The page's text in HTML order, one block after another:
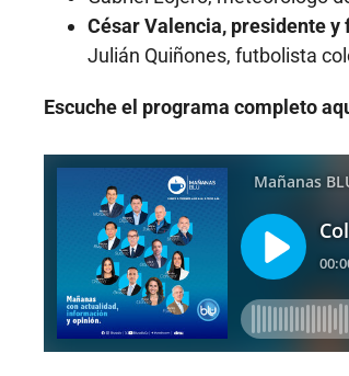
César Valencia, presidente y
Julián Quiñones, futbolista
Escuche el programa completo